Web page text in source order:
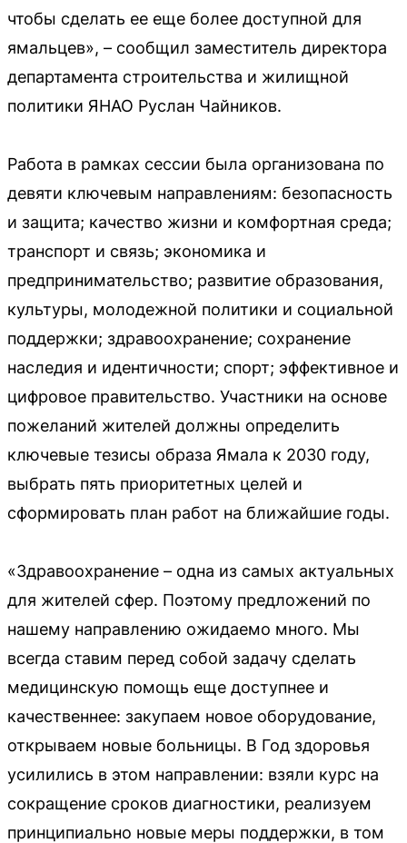
чтобы сделать ее еще более доступной для
ямальцев», – сообщил заместитель директора
департамента строительства и жилищной
политики ЯНАО Руслан Чайников.
Работа в рамках сессии была организована по
девяти ключевым направлениям: безопасность
и защита; качество жизни и комфортная среда;
транспорт и связь; экономика и
предпринимательство; развитие образования,
культуры, молодежной политики и социальной
поддержки; здравоохранение; сохранение
наследия и идентичности; спорт; эффективное и
цифровое правительство. Участники на основе
пожеланий жителей должны определить
ключевые тезисы образа Ямала к 2030 году,
выбрать пять приоритетных целей и
сформировать план работ на ближайшие годы.
«Здравоохранение – одна из самых актуальных
для жителей сфер. Поэтому предложений по
нашему направлению ожидаемо много. Мы
всегда ставим перед собой задачу сделать
медицинскую помощь еще доступнее и
качественнее: закупаем новое оборудование,
открываем новые больницы. В Год здоровья
усилились в этом направлении: взяли курс на
сокращение сроков диагностики, реализуем
принципиально новые меры поддержки, в том